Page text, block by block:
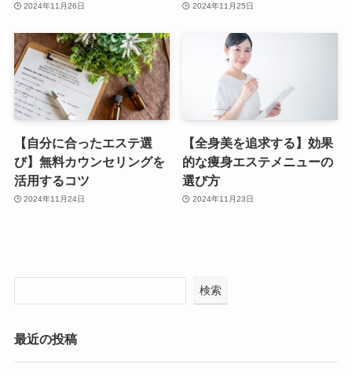
2024年11月26日 2024年11月25日
【自分に合ったエステ選
び】無料カウンセリングを
活用するコツ
2024年11月24日
【全身美を追求する】効果
的な痩身エステメニューの
選び方
2024年11月23日
検索
最近の投稿